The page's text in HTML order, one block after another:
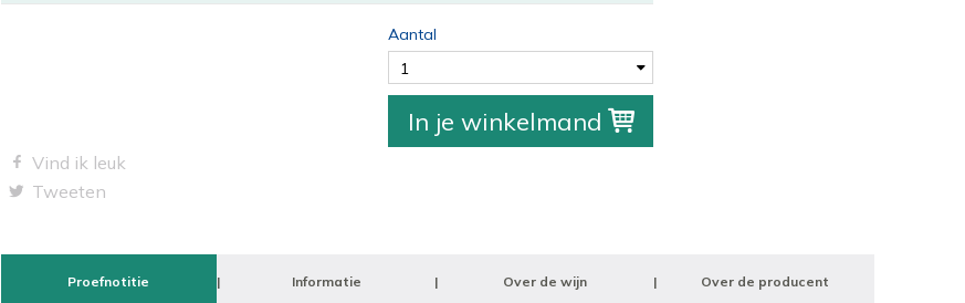
Aantal
1
In je winkelmand
Vind ik leuk
Tweeten
Proefnotitie Informatie Over de wijn Over de producent